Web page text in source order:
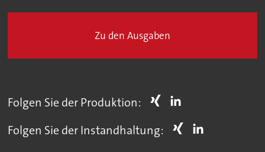
Zu den Ausgaben
Folgen Sie der Produktion:
Folgen Sie der Instandhaltung: